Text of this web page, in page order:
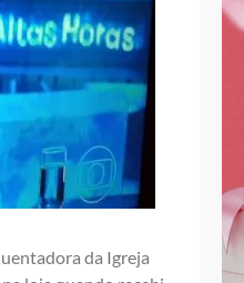
da Igreja